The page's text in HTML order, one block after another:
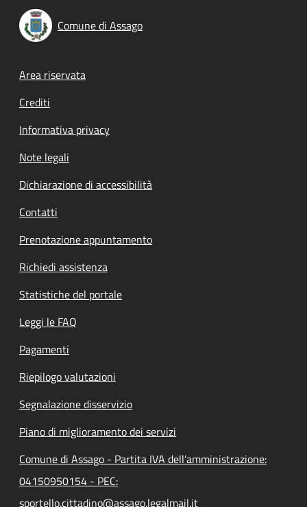
Comune di Assago
Footer menu
Area riservata
Crediti
Informativa privacy
Note legali
Dichiarazione di accessibilità
Contatti
Prenotazione appuntamento
Richiedi assistenza
Statistiche del portale
Leggi le FAQ
Pagamenti
Riepilogo valutazioni
Segnalazione disservizio
Piano di miglioramento dei servizi
Comune di Assago - Partita IVA dell'amministrazione:
04150950154 - PEC:
sportello.cittadino@assago.legalmail.it